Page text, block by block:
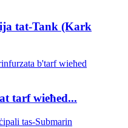
tat-Tank (Kark
tarf wieħed...